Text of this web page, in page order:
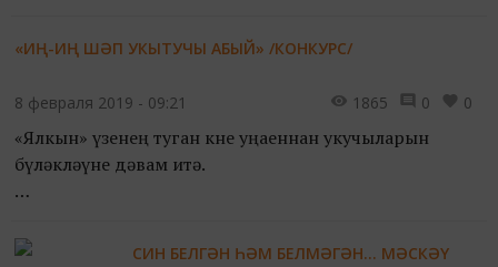
«ИҢ-ИҢ ШӘП УКЫТУЧЫ АБЫЙ» /КОНКУРС/
8 февраля 2019 - 09:21 1865 0 0
«Ялкын» үзенең туган көне уңаеннан укучыларын
бүләкләүне дәвам итә.
Мәктәптә эшләүче ир кеше укытучылар саны күп
СИН БЕЛГӘН ҺӘМ БЕЛМӘГӘН... МӘСКӘҮ